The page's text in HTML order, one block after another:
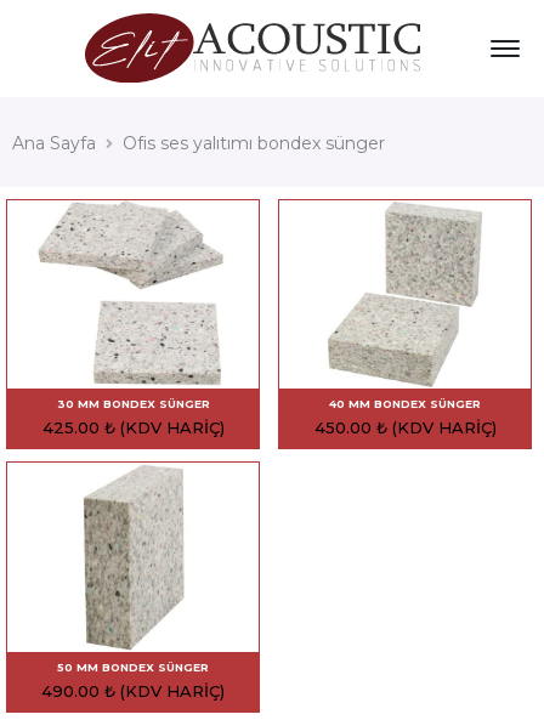
Ana Sayfa Ofis ses yalıtımı bondex sünger
30 MM BONDEX SÜNGER
425.00 ₺ (KDV HARIÇ)
40 MM BONDEX SÜNGER
450.00 ₺ (KDV HARIÇ)
50 MM BONDEX SÜNGER
490.00 ₺ (KDV HARIÇ)